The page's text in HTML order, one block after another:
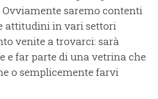
saremo contenti
attitudini in vari settori
venite a trovarci: sarà
e far parte di una vetrina che
o semplicemente farvi